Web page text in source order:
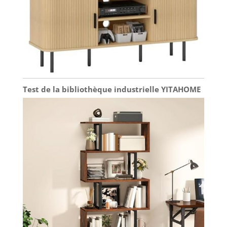
Test de la bibliothèque industrielle YITAHOME